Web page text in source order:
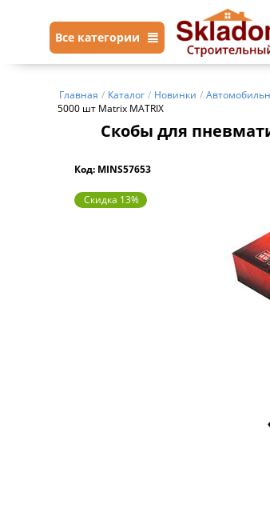
Все категории
Главная / Каталог / Новинки /
5000 шт Matrix MATRIX
Скобы для
Код: MINS57653
Скидка 13%